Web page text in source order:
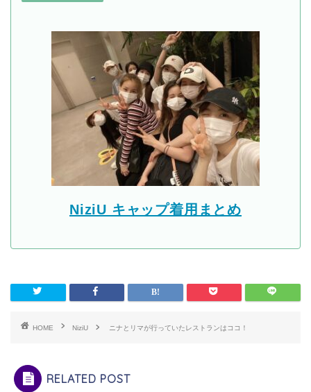
NiziU キャップ着用まとめ
HOME NiziU ニナとリマが行っていたレストランはココ！
RELATED POST